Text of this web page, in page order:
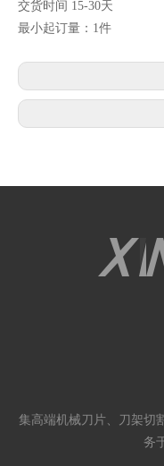
交货时间 15-30天
最小起订量：1件
集高端机械刀片、刀架切
务